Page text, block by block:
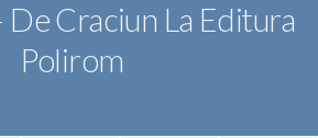
De Craciun La Editura
Polirom